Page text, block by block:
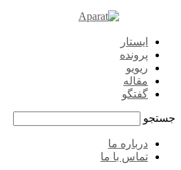
ایستار
پرونده
ریویو
مقاله
گفتگو
جستجو
درباره ما
تماس با ما